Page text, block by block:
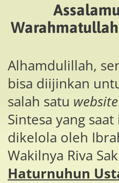
Alhamdulillah,
bisa diijinkan
salah satu website
Sintesa yang
dikelola oleh
Wakilnya Riva
Haturnuhun